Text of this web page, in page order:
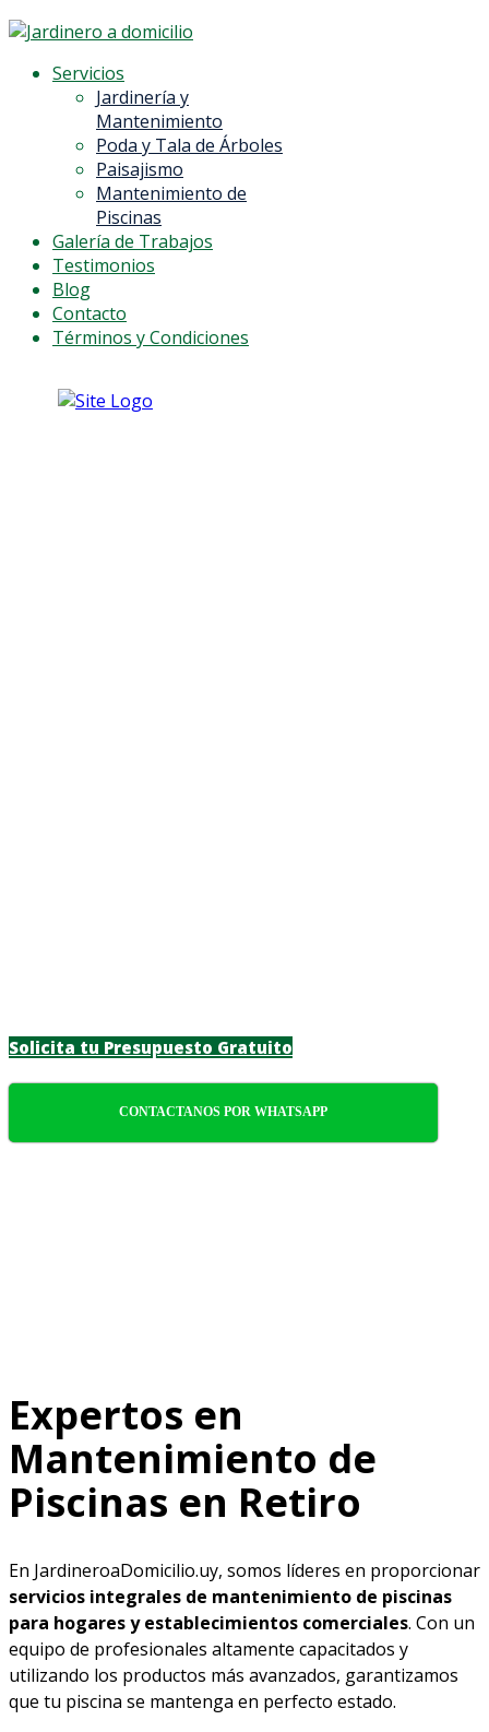
Servicios
Jardinería y
Mantenimiento
Poda y Tala de Árboles
Paisajismo
Mantenimiento de
Piscinas
Galería de Trabajos
Testimonios
Blog
Contacto
Términos y Condiciones
Solicita tu Presupuesto Gratuito
CONTACTANOS POR WHATSAPP
Expertos en
Mantenimiento de
Piscinas en Retiro
En JardineroaDomicilio.uy, somos líderes en proporcionar
servicios integrales de mantenimiento de piscinas
para hogares y establecimientos comerciales. Con un
equipo de profesionales altamente capacitados y
utilizando los productos más avanzados, garantizamos
que tu piscina se mantenga en perfecto estado.